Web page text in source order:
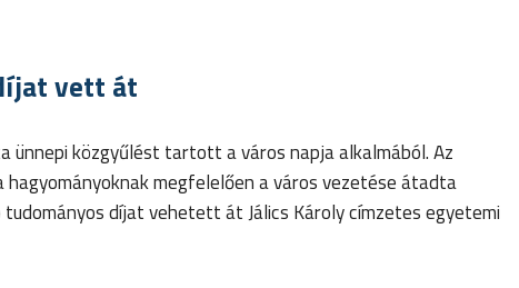
vett át
ünnepi közgyűlést tartott a város napja alkalmából. Az
megfelelően a város vezetése átadta
tudományos díjat vehetett átJálics Károlycímzetes egyetemi